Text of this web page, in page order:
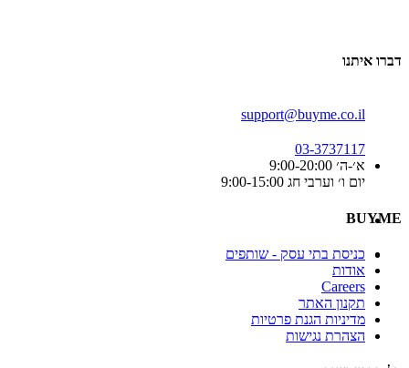
דברו איתנו
support@buyme.co.il
03-3737117
א׳-ה׳ 9:00-20:00
יום ו׳ וערבי חג 9:00-15:00
BUYME
כניסת בתי עסק - שותפים
אודות
Careers
תקנון האתר
מדיניות הגנת פרטיות
הצהרת נגישות